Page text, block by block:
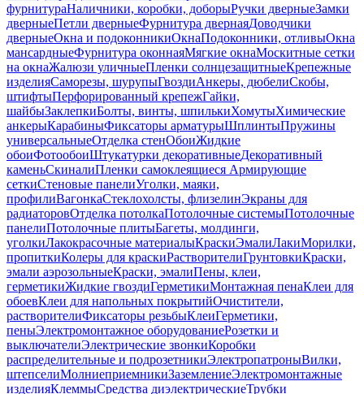
фурнитураНаличники, коробки, доборыРучки дверныеЗамки
дверныеПетли дверныеФурнитура двернаяДоводчики
дверныеОкна и подоконникиОкнаПодоконники, отливыОкна
мансардныеФурнитура оконнаяМягкие окнаМоскитные сетки
на окнаЖалюзи уличныеПленки солнцезащитныеКрепежные
изделияСаморезы, шурупыГвоздиАнкеры, дюбелиСкобы,
штифтыПерфорированный крепежГайки,
шайбыЗаклепкиБолты, винты, шпилькиХомутыХимические
анкерыКарабиныФиксаторы арматурыШплинтыПружины
универсальныеОтделка стенОбоиЖидкие
обоиФотообоиШтукатурки декоративныеДекоративный
каменьСкиналиПленки самоклеящиеся Армирующие
сеткиСтеновые панелиУголки, маяки,
профилиВагонкаСтеклохолсты, флизелинЭкраны для
радиаторовОтделка потолкаПотолочные системыПотолочные
панелиПотолочные плитыБагеты, молдинги,
уголкиЛакокрасочные материалыКраскиЭмалиЛакиМорилки,
пропиткиКолеры для краскиРастворителиГрунтовкиКраски,
эмали аэрозольныеКраски, эмалиПены, клеи,
герметикиЖидкие гвоздиГерметикиМонтажная пенаКлеи для
обоевКлеи для напольных покрытийОчистители,
растворителиФиксаторы резьбыКлеиГерметики,
пеныЭлектромонтажное оборудованиеРозетки и
выключателиЭлектрические звонкиКоробки
распределительные и подрозетникиЭлектропатроныВилки,
штепселиМолниеприемникиЗаземлениеЭлектромонтажные
изделияКлеммыСредства диэлектрическиеТрубки